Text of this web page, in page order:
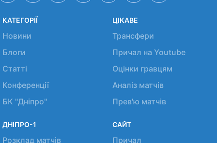
КАТЕГОРІЇ
Новини
Блоги
Статті
Конференції
БК "Дніпро"
ЦІКАВЕ
Трансфери
Причал на Youtube
Оцінки гравцям
Аналіз матчів
Прев'ю матчів
ДНІПРО-1
Розклад матчів
САЙТ
Причал